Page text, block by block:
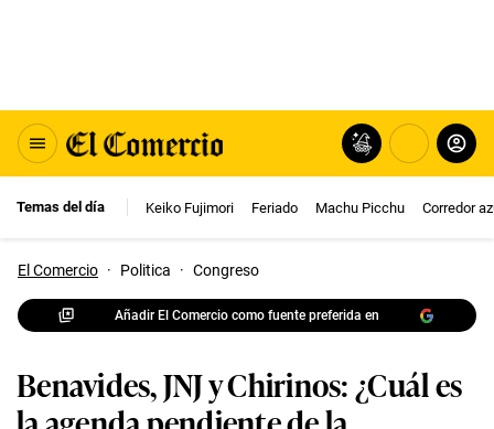
Temas del día Keiko Fujimori Feriado Machu Picchu Corredor
El Comercio · Politica · Congreso
Añadir El Comercio como fuente preferida en
Benavides, JNJ y Chirinos: ¿Cuál es